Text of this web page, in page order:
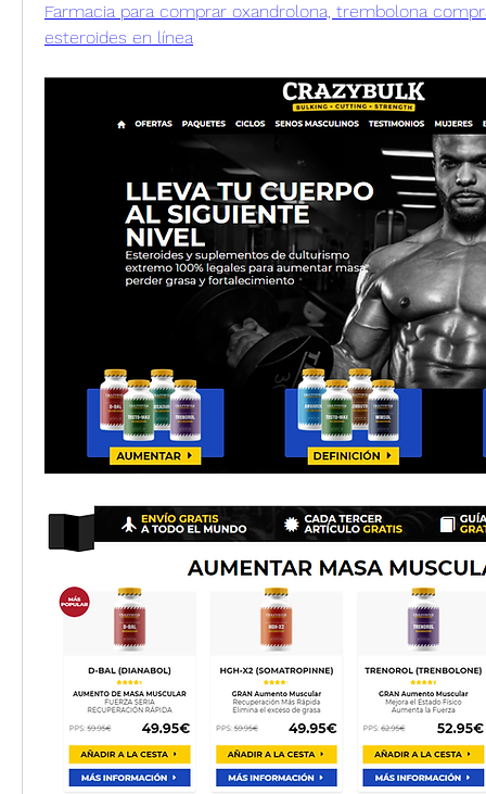
Farmacia para comprar oxandrolona, trembolona
esteroides en línea